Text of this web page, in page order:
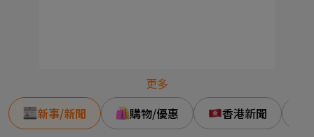
更多
新事/新聞
購物/優惠 香港新聞